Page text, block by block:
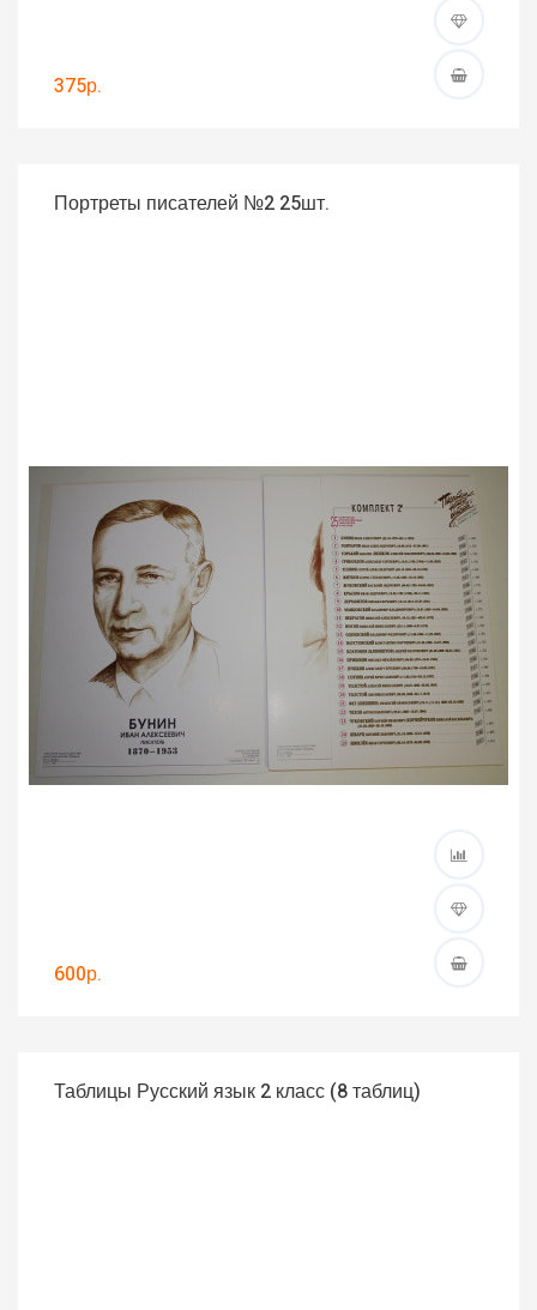
375р.
Портреты писателей №2 25шт.
600р.
Таблицы Русский язык 2 класс (8 таблиц)